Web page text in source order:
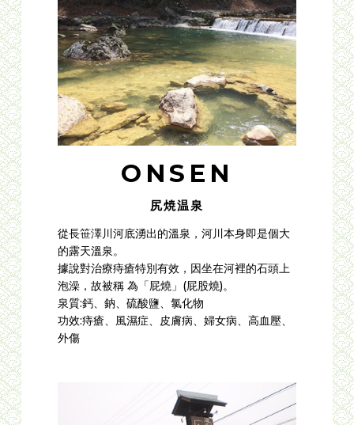
ONSEN
尻焼温泉
從長笹澤川河底湧出的溫泉，河川本身即是個大
的露天溫泉。
據說對治療痔瘡特別有效，因坐在河裡的石頭上
泡澡，故被稱 為「屁燒」(屁股燒)。
泉質:鈣、鈉、硫酸鹽、氯化物
功效:痔瘡、風濕症、皮膚病、婦女病、高血壓、
外傷